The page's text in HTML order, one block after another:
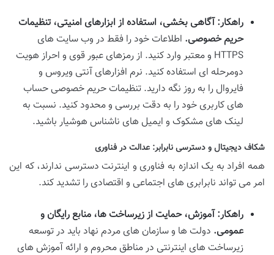
راهکار: آگاهی بخشی، استفاده از ابزارهای امنیتی، تنظیمات
حریم خصوصی. اطلاعات خود را فقط در وب سایت های
HTTPS و معتبر وارد کنید. از رمزهای عبور قوی و احراز هویت
دومرحله ای استفاده کنید. نرم افزارهای آنتی ویروس و
فایروال را به روز نگه دارید. تنظیمات حریم خصوصی حساب
های کاربری خود را به دقت بررسی و محدود کنید. نسبت به
لینک های مشکوک و ایمیل های ناشناس هوشیار باشید.
شکاف دیجیتال و دسترسی نابرابر: عدالت در فناوری
همه افراد به یک اندازه به فناوری و اینترنت دسترسی ندارند، که این
امر می تواند نابرابری های اجتماعی و اقتصادی را تشدید کند.
راهکار: آموزش، حمایت از زیرساخت ها، منابع رایگان و
عمومی. دولت ها و سازمان های مردم نهاد باید در توسعه
زیرساخت های اینترنتی در مناطق محروم و ارائه آموزش های